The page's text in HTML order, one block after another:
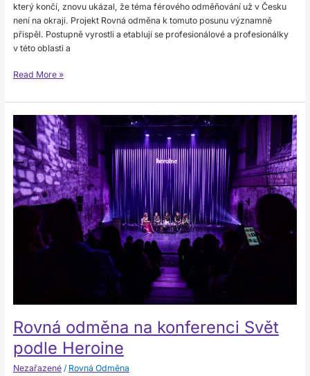
který končí, znovu ukázal, že téma férového odměňování už v Česku
není na okraji. Projekt Rovná odměna k tomuto posunu významně
přispěl. Postupně vyrostli a etablují se profesionálové a profesionálky
v této oblasti a
Read More »
Rovná odměna na konferenci Svět
podle Heroine
Nezařazené/ Rovná Odměna
Rovná
odměna
na
konferenci
Svět
podle
Heroine